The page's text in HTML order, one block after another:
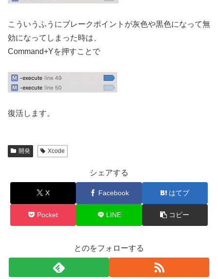
こういうふうにブレークポイントが灰色や黒色になって無
効になってしまった時は、
Command+Yを押すことで
復活します。
開発 Xcode
シェアする
X Facebook はてブ
Pocket LINE コピー
とのをフォローする